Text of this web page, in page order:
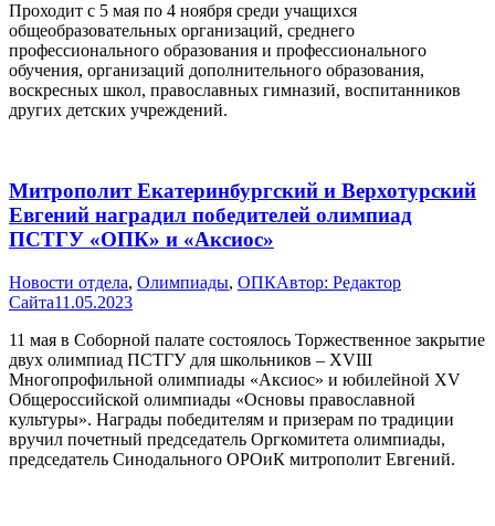
Проходит с 5 мая по 4 ноября среди учащихся
общеобразовательных организаций, среднего
профессионального образования и профессионального
обучения, организаций дополнительного образования,
воскресных школ, православных гимназий, воспитанников
других детских учреждений.
Митрополит Екатеринбургский и Верхотурский
Евгений наградил победителей олимпиад
ПСТГУ «ОПК» и «Аксиос»
Новости отдела, Олимпиады, ОПКАвтор: Редактор
Сайта11.05.2023
11 мая в Соборной палате состоялось Торжественное закрытие
двух олимпиад ПСТГУ для школьников – XVIII
Многопрофильной олимпиады «Аксиос» и юбилейной XV
Общероссийской олимпиады «Основы православной
культуры». Награды победителям и призерам по традиции
вручил почетный председатель Оргкомитета олимпиады,
председатель Синодального ОРОиК митрополит Евгений.